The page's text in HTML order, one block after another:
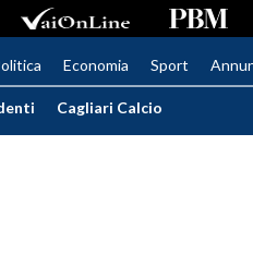
Economia Sport
Cagliari Calcio